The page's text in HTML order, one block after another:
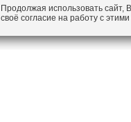
Продолжая использовать сайт,
своё согласие на работу с